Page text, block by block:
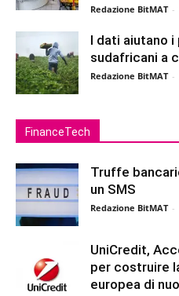
Redazione BitMAT -
I dati aiutano
sudafricani a
Redazione BitMAT -
FinanceTech
Truffe
un SMS
Redazione BitMAT -
UniCredit,
per costruire
europea di